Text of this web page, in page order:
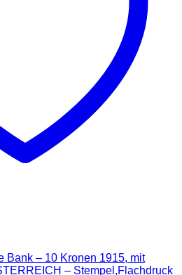
Bank – 10 Kronen 1915, mit
– Stempel,Flachdruck